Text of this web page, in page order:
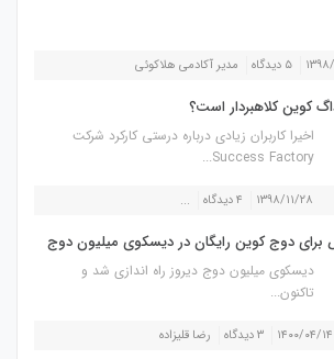
۱۱ ۵ دیدگاه مدیر آکادمی هلاکوئی
کوین کلاهبردار است؟
اخیرا کاربران زیادی درباره درستی کارکرد شرکت
Success Factory...
۱۳۹۸/۱۱/۲۸ ۴ دیدگاه ...
برای دوج کوین رایگان در دیسکوی میلیون دوج
دیسکوی میلیون دوج دیروز راه اندازی شد و
تاکنون...
۱۴۰۰/۰۴/۱۴ ۳ دیدگاه رضا قلیزاده